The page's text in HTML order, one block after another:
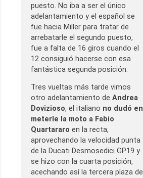
puesto. No iba a ser el único
adelantamiento y el español se
fue hacia Miller para tratar de
arrebatarle el segundo puesto,
fue a falta de 16 giros cuando el
12 consiguió hacerse con esa
fantástica segunda posición.
Tres vueltas más tarde vimos
otro adelantamiento de Andrea
Dovizioso, el italiano no dudó en
meterle la moto a Fabio
Quartararo en la recta,
aprovechando la velocidad punta
de la Ducati Desmosedici GP19 y
se hizo con la cuarta posición,
acechando así la tercera plaza del